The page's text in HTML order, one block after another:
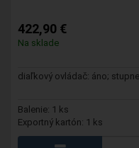
422,90 €
Na sklade
diaľkový ovládač: áno;
Balenie: 1 ks
Exportný kartón: 1 ks